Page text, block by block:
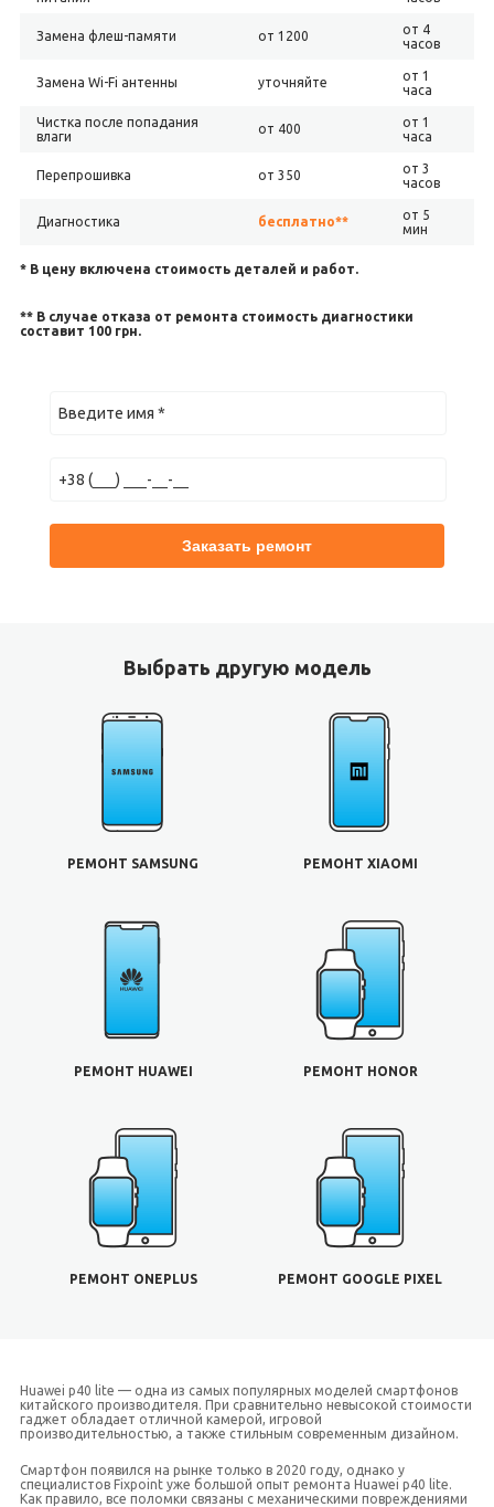
Замена флеш-памяти от 1200
от 4
часов
Замена Wi-Fi антенны уточняйте
от 1
часа
Чистка после попадания
влаги
от 400
от 1
часа
Перепрошивка от 350
от 3
часов
Диагностика бесплатно**
от 5
мин
* В цену включена стоимость деталей и работ.
** В случае отказа от ремонта стоимость диагностики
составит 100 грн.
Выбрать другую модель
РЕМОНТ SAMSUNG РЕМОНТ XIAOMI
РЕМОНТ HUAWEI РЕМОНТ HONOR
РЕМОНТ ONEPLUS РЕМОНТ GOOGLE PIXEL
Huawei p40 lite — одна из самых популярных моделей смартфонов
китайского производителя. При сравнительно невысокой стоимости
гаджет обладает отличной камерой, игровой
производительностью, а также стильным современным дизайном.
Смартфон появился на рынке только в 2020 году, однако у
специалистов Fixpoint уже большой опыт ремонта Huawei p40 lite.
Как правило, все поломки связаны с механическими повреждениями